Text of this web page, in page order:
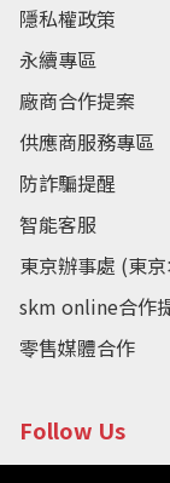
隱私權政策
永續專區
廠商合作提案
供應商服務專區
防詐騙提醒
智能客服
東京辦事處 (東
skm online合作
零售媒體合作
Follow Us